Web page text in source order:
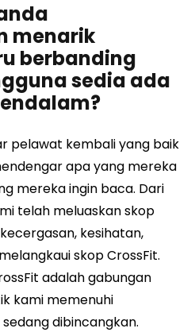
menarik
berbanding
sedia ada
pelawat kembali yang baik
apa yang mereka
mereka ingin baca. Dari
telah meluaskan skop
kesihatan,
skop CrossFit.
adalah gabungan
kami memenuhi
dibincangkan.